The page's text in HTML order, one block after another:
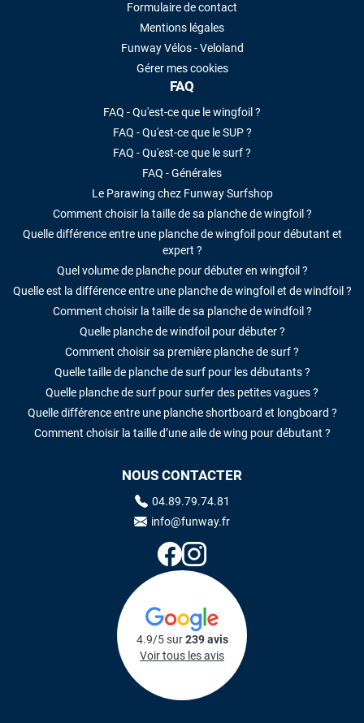
Formulaire de contact
Mentions légales
Funway Vélos - Veloland
Gérer mes cookies
FAQ
FAQ - Qu'est-ce que le wingfoil ?
FAQ - Qu'est-ce que le SUP ?
FAQ - Qu'est-ce que le surf ?
FAQ - Générales
Le Parawing chez Funway Surfshop
Comment choisir la taille de sa planche de wingfoil ?
Quelle différence entre une planche de wingfoil pour débutant et
expert ?
Quel volume de planche pour débuter en wingfoil ?
Quelle est la différence entre une planche de wingfoil et de windfoil ?
Comment choisir la taille de sa planche de windfoil ?
Quelle planche de windfoil pour débuter ?
Comment choisir sa première planche de surf ?
Quelle taille de planche de surf pour les débutants ?
Quelle planche de surf pour surfer des petites vagues ?
Quelle différence entre une planche shortboard et longboard ?
Comment choisir la taille d’une aile de wing pour débutant ?
NOUS CONTACTER
04.89.79.74.81
info@funway.fr
4.9/5 sur239 avis
Voir tous les avis